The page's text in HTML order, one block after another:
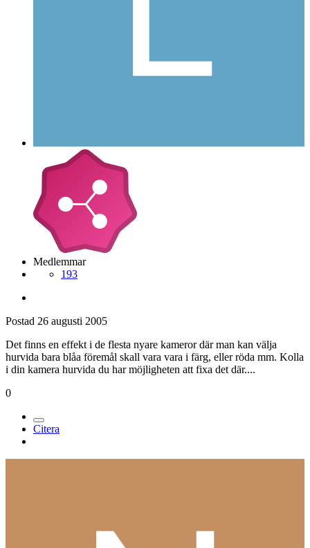
Medlemmar
193
Postad 26 augusti 2005
Det finns en effekt i de flesta nyare kameror där man kan välja
hurvida bara blåa föremål skall vara vara i färg, eller röda mm. Kolla
i din kamera hurvida du har möjligheten att fixa det där....
0
Citera